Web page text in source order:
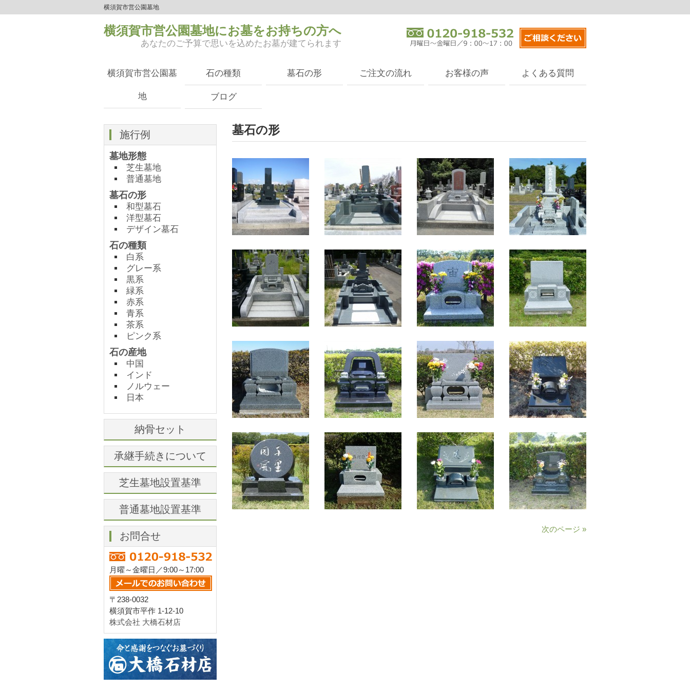
横須賀市営公園墓地
横須賀市営公園墓地にお墓をお持ちの方へ
あなたのご予算で思いを込めたお墓が建てられます
横須賀市営公園墓
地
石の種類 墓石の形 ご注文の流れ お客様の声 よくある質問
ブログ
墓石の形
次のページ »
施行例
墓地形態
芝生墓地
普通墓地
墓石の形
和型墓石
洋型墓石
デザイン墓石
石の種類
白系
グレー系
黒系
緑系
赤系
青系
茶系
ピンク系
石の産地
中国
インド
ノルウェー
日本
納骨セット
承継手続きについて
芝生墓地設置基準
普通墓地設置基準
お問合せ
月曜～金曜日／9:00～17:00
〒238-0032
横須賀市平作 1-12-10
株式会社 大橋石材店